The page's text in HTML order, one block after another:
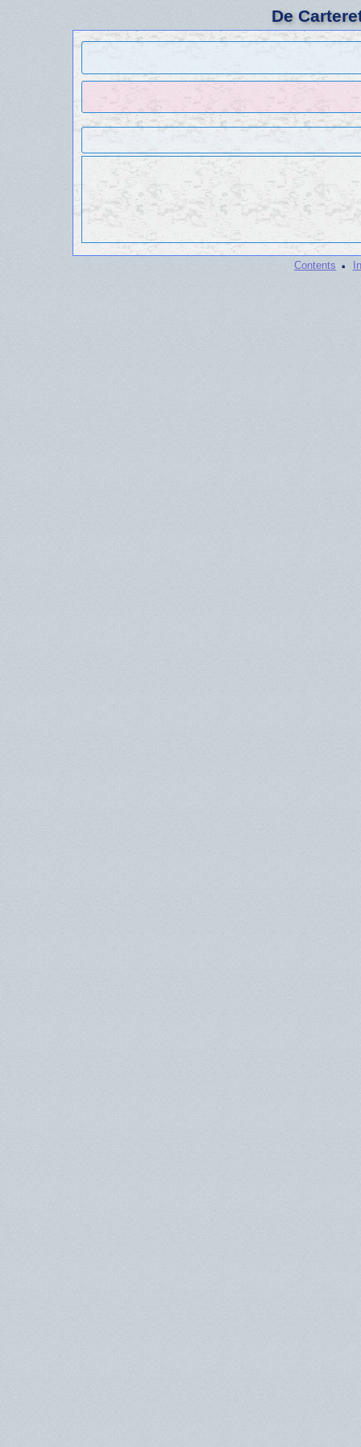
De
Contents ·